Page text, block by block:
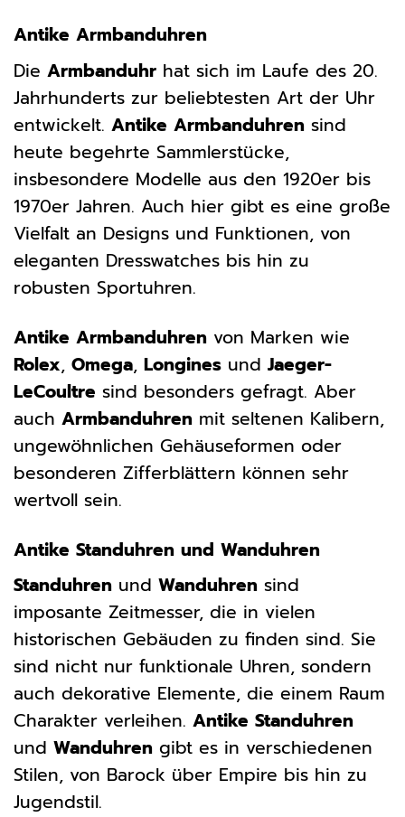
Antike Armbanduhren
Die Armbanduhr hat sich im Laufe des 20.
Jahrhunderts zur beliebtesten Art der Uhr
entwickelt. Antike Armbanduhren sind
heute begehrte Sammlerstücke,
insbesondere Modelle aus den 1920er bis
1970er Jahren. Auch hier gibt es eine große
Vielfalt an Designs und Funktionen, von
eleganten Dresswatches bis hin zu
robusten Sportuhren.
Antike Armbanduhren von Marken wie
Rolex, Omega, Longines und Jaeger-
LeCoultre sind besonders gefragt. Aber
auch Armbanduhren mit seltenen Kalibern,
ungewöhnlichen Gehäuseformen oder
besonderen Zifferblättern können sehr
wertvoll sein.
Antike Standuhren und Wanduhren
Standuhren und Wanduhren sind
imposante Zeitmesser, die in vielen
historischen Gebäuden zu finden sind. Sie
sind nicht nur funktionale Uhren, sondern
auch dekorative Elemente, die einem Raum
Charakter verleihen. Antike Standuhren
und Wanduhren gibt es in verschiedenen
Stilen, von Barock über Empire bis hin zu
Jugendstil.